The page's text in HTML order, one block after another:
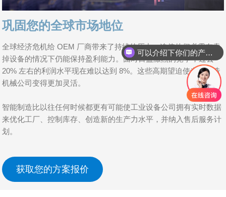
巩固您的全球市场地位
全球经济危机给 OEM 厂商带来了持续的压力，迫使他们必需在卖
掉设备的情况下仍能保持盈利能力。面对日益激烈的竞争，过去
20% 左右的利润水平现在难以达到 8%。这些高期望迫使专用制造
机械公司变得更加灵活。
智能制造比以往任何时候都更有可能使工业设备公司拥有实时数据
来优化工厂、控制库存、创造新的生产力水平，并纳入售后服务计
划。
获取您的方案报价
可以介绍下你们的产品么